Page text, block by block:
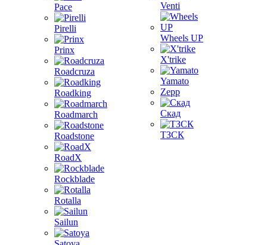
Pace
Pirelli
Prinx
Roadcruza
Roadking
Roadmarch
Roadstone
RoadX
Rockblade
Rotalla
Sailun
Venti
Wheels UP
X'trike
Yamato
Zepp
Скад
ТЗСК